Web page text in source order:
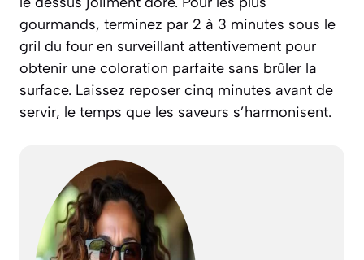
gourmands, terminez par 2 à 3 minutes sous le
gril du four en surveillant attentivement pour
obtenir une coloration parfaite sans brûler la
surface. Laissez reposer cinq minutes avant de
servir, le temps que les saveurs s’harmonisent.